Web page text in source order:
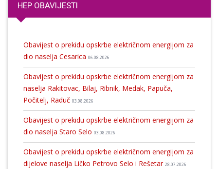
HEP OBAVIJESTI
Obavijest o prekidu opskrbe električnom energijom za
dio naselja Cesarica 06.08.2026
Obavijest o prekidu opskrbe električnom energijom za
naselja Rakitovac, Bilaj, Ribnik, Medak, Papuča,
Počitelj, Raduč 03.08.2026
Obavijest o prekidu opskrbe električnom energijom za
dio naselja Staro Selo 03.08.2026
Obavijest o prekidu opskrbe električnom energijom za
dijelove naselja Ličko Petrovo Selo i Rešetar 28.07.2026